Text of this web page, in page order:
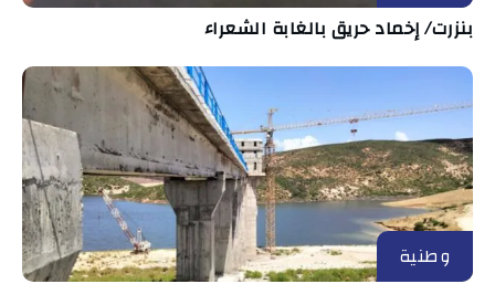
بنزرت/ إخماد حريق بالغابة الشعراء
وطنية